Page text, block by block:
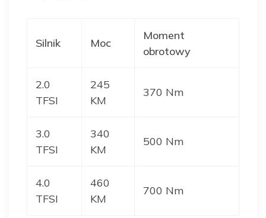
Silnik Moc
Moment
obrotowy
2.0
TFSI
245
KM
370 Nm
3.0
TFSI
340
KM
500 Nm
4.0
TFSI
460
KM
700 Nm